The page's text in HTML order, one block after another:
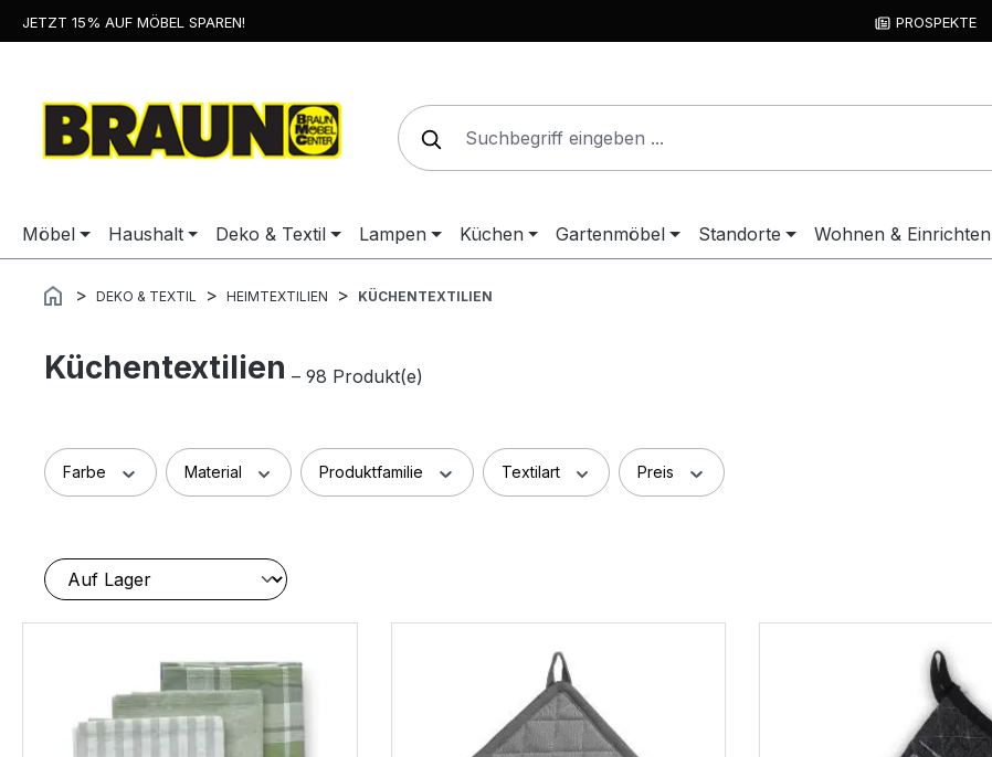
Zur Hauptnavigation springen
JETZT 15% AUF MÖBEL SPAREN! PROSPEKTE
Möbel Haushalt Deko & Textil Lampen Küchen Gartenmöbel Standorte Wohnen & Einrichten
DEKO & TEXTIL HEIMTEXTILIEN KÜCHENTEXTILIEN
Küchentextilien – 98 Produkt(e)
Farbe Material Produktfamilie Textilart Preis